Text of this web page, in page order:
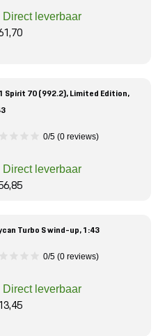
Direct leverbaar
Spirit 70 (992.2), Limited Edition,
0/5 (0 reviews)
Direct leverbaar
Turbo S wind-up, 1:43
0/5 (0 reviews)
Direct leverbaar